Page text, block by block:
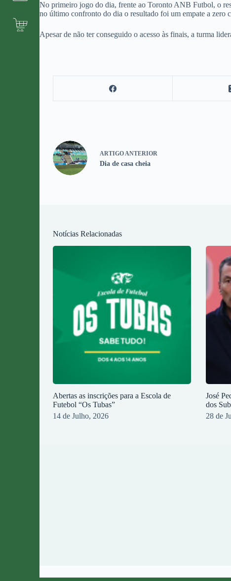
No primeiro jogo do dia, frente ao Toronto ANB Futbol, o
no último confronto do dia o resultado foi um empate a zero
Apesar de não ter conseguido o acesso às finais, a turma
ARTIGO ANTERIOR
Dia de casa cheia
Notícias Relacionadas
Abertas as inscrições para a Escola de
Futebol “Os Tubas”
14 de Julho, 2026
José
dos
28 de